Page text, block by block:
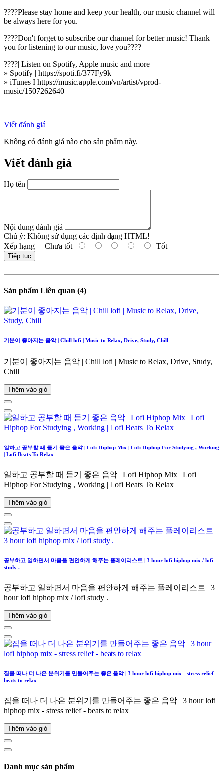
????Please stay home and keep your health, our music channel will
be always here for you.
????Don't forget to subscribe our channel for better music! Thank
you for listening to our music, love you????
????| Listen on Spotify, Apple music and more
» Spotify | https://spoti.fi/377Fy9k
» iTunes I https://music.apple.com/vn/artist/vprod-
music/1507262640
Viết đánh giá
Không có đánh giá nào cho sản phẩm này.
Viết đánh giá
Họ tên
Nội dung đánh giá
Chú ý: Không sử dụng các định dạng HTML!
Xếp hạng Chưa tốt Tốt
Tiếp tục
Sản phẩm Liên quan (4)
기분이 좋아지는 음악 | Chill lofi | Music to Relax, Drive, Study, Chill
기분이 좋아지는 음악 | Chill lofi | Music to Relax, Drive, Study,
Chill
Thêm vào giỏ
일하고 공부할 때 듣기 좋은 음악 | Lofi Hiphop Mix | Lofi Hiphop For Studying , Working
| Lofi Beats To Relax
일하고 공부할 때 듣기 좋은 음악 | Lofi Hiphop Mix | Lofi
Hiphop For Studying , Working | Lofi Beats To Relax
Thêm vào giỏ
공부하고 일하면서 마음을 편안하게 해주는 플레이리스트 | 3 hour lofi hiphop mix / lofi
study .
공부하고 일하면서 마음을 편안하게 해주는 플레이리스트 | 3
hour lofi hiphop mix / lofi study .
Thêm vào giỏ
집을 떠나 더 나은 분위기를 만들어주는 좋은 음악 | 3 hour lofi hiphop mix - stress relief -
beats to relax
집을 떠나 더 나은 분위기를 만들어주는 좋은 음악 | 3 hour lofi
hiphop mix - stress relief - beats to relax
Thêm vào giỏ
Danh mục sản phẩm